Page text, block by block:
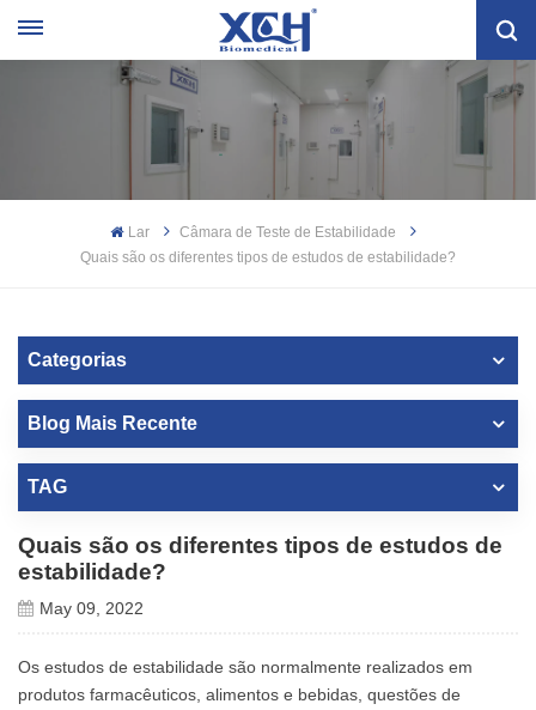
Lar
Câmara de Teste de Estabilidade
Quais são os diferentes tipos de estudos de estabilidade?
Categorias
Blog Mais Recente
TAG
Quais são os diferentes tipos de estudos de
estabilidade?
May 09, 2022
Os estudos de estabilidade são normalmente realizados em
produtos farmacêuticos, alimentos e bebidas, questões de